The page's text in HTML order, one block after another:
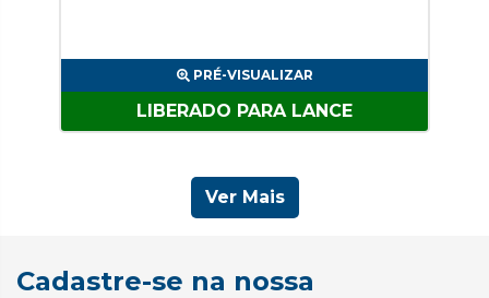
PRÉ-VISUALIZAR
LIBERADO PARA LANCE
Ver Mais
Cadastre-se na nossa